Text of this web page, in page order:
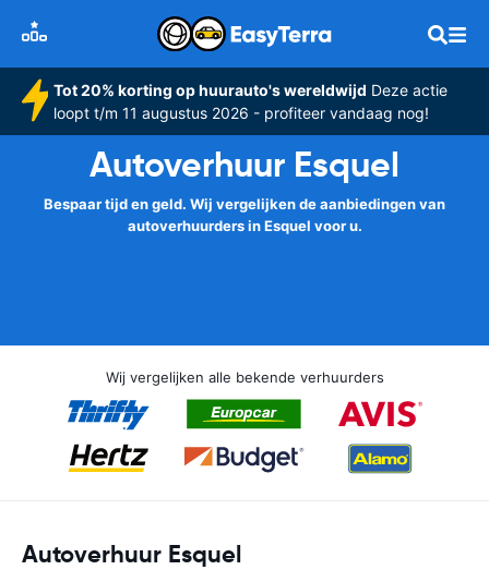
Tot 20% korting op huurauto's wereldwijd Deze actie
loopt t/m 11 augustus 2026 - profiteer vandaag nog!
Autoverhuur Esquel
Bespaar tijd en geld. Wij vergelijken de aanbiedingen van
autoverhuurders in Esquel voor u.
Wij vergelijken alle bekende verhuurders
Autoverhuur Esquel